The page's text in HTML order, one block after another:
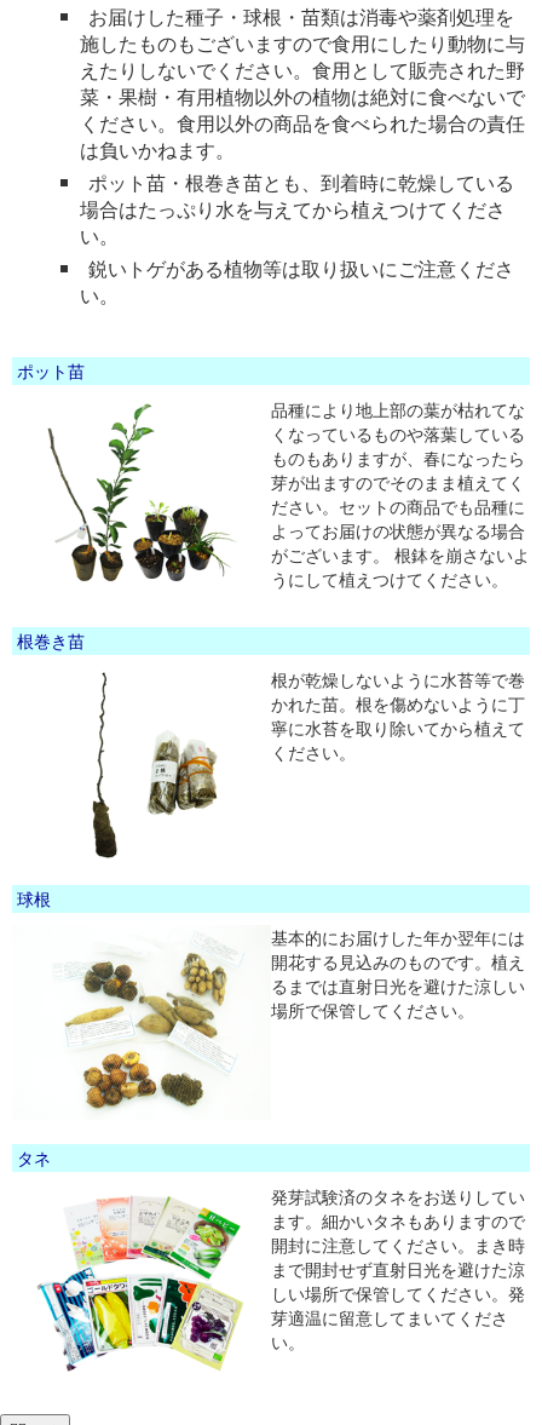
お届けした種子・球根・苗類は消毒や薬剤処理を
施したものもございますので食用にしたり動物に与
えたりしないでください。食用として販売された野
菜・果樹・有用植物以外の植物は絶対に食べないで
ください。食用以外の商品を食べられた場合の責任
は負いかねます。
ポット苗・根巻き苗とも、到着時に乾燥している
場合はたっぷり水を与えてから植えつけてくださ
い。
鋭いトゲがある植物等は取り扱いにご注意くださ
い。
ポット苗
品種により地上部の葉が枯れてな
くなっているものや落葉している
ものもありますが、春になったら
芽が出ますのでそのまま植えてく
ださい。セットの商品でも品種に
よってお届けの状態が異なる場合
がございます。 根鉢を崩さないよ
うにして植えつけてください。
根巻き苗
根が乾燥しないように水苔等で巻
かれた苗。根を傷めないように丁
寧に水苔を取り除いてから植えて
ください。
球根
基本的にお届けした年か翌年には
開花する見込みのものです。植え
るまでは直射日光を避けた涼しい
場所で保管してください。
タネ
発芽試験済のタネをお送りしてい
ます。細かいタネもありますので
開封に注意してください。まき時
まで開封せず直射日光を避けた涼
しい場所で保管してください。発
芽適温に留意してまいてくださ
い。